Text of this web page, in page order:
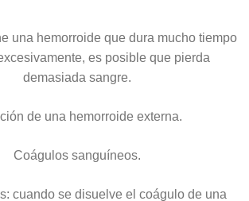
una hemorroide que dura mucho tiempo
es posible que pierda
demasiada sangre.
de una hemorroide externa.
Coágulos sanguíneos.
cuando se disuelve el coágulo de una